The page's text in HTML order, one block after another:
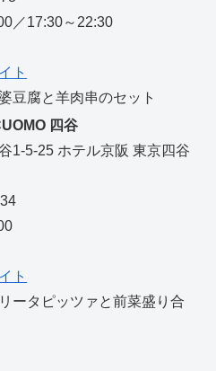
／17:30～22:30
ト
豆腐と羊肉串のセット
四谷
1-5-25 ホテル京阪 東京四谷
ト
ータピッツァと前菜盛り合